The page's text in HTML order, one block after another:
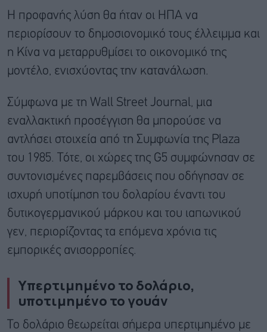
Η προφανής λύση θα ήταν οι ΗΠΑ να
περιορίσουν το δημοσιονομικό τους έλλειμμα και
η Κίνα να μεταρρυθμίσει το οικονομικό της
μοντέλο, ενισχύοντας την κατανάλωση.
Σύμφωνα με τη Wall Street Journal, μια
εναλλακτική προσέγγιση θα μπορούσε να
αντλήσει στοιχεία από τη Συμφωνία της Plaza
του 1985. Τότε, οι χώρες της G5 συμφώνησαν σε
συντονισμένες παρεμβάσεις που οδήγησαν σε
ισχυρή υποτίμηση του δολαρίου έναντι του
δυτικογερμανικού μάρκου και του ιαπωνικού
γεν, περιορίζοντας τα επόμενα χρόνια τις
εμπορικές ανισορροπίες.
Υπερτιμημένο το δολάριο,
υποτιμημένο το γουάν
Το δολάριο θεωρείται σήμερα υπερτιμημένο με